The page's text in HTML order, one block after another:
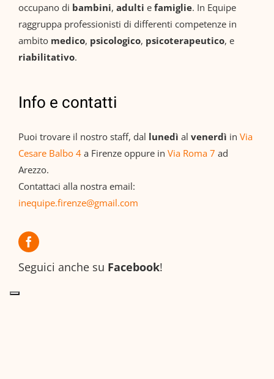
occupano di bambini, adulti e famiglie. In Equipe
raggruppa professionisti di differenti competenze in
ambito medico, psicologico, psicoterapeutico, e
riabilitativo.
Info e contatti
Puoi trovare il nostro staff, dal lunedì al venerdì in Via
Cesare Balbo 4a Firenze oppure in Via Roma 7 ad
Arezzo.
Contattaci alla nostra email:
inequipe.firenze@gmail.com
Seguici anche su Facebook!